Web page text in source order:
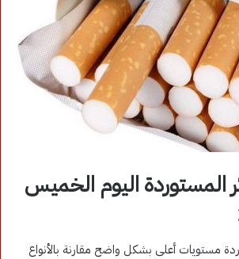
المستوردة اليوم الخميس
مستويات أعلى بشكل واضح مقارنة بالأنواع